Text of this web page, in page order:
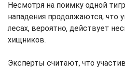
Несмотря на поимку одной
нападения продолжаются, что
лесах, вероятно, действует
хищников.
Эксперты считают, что